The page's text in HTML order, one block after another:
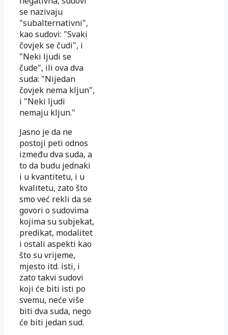
se nazivaju
"subalternativni",
kao sudovi: "Svaki
čovjek se čudi", i
"Neki ljudi se
čude", ili ova dva
suda: "Nijedan
čovjek nema kljun",
i "Neki ljudi
nemaju kljun."
Jasno je da ne
postoji peti odnos
između dva suda, a
to da budu jednaki
i u kvantitetu, i u
kvalitetu, zato što
smo već rekli da se
govori o sudovima
kojima su subjekat,
predikat, modalitet
i ostali aspekti kao
što su vrijeme,
mjesto itd. isti, i
zato takvi sudovi
koji će biti isti po
svemu, neće više
biti dva suda, nego
će biti jedan sud.